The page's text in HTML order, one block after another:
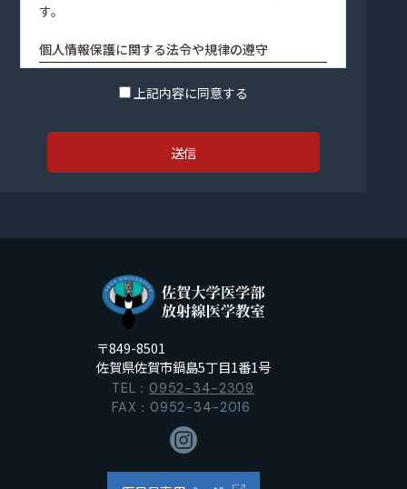
す。
個人情報保護に関する法令や規律の遵守
他の規範を遵守し、個人情報を適正に取り扱いま
って、個人情報を取得します。
個人情報の利用
当教室が取得した個人情報は、取得の際に示した
利用目的もしくは、それと合理的な関連性のある
範囲内で、業務の遂行上必要な限りにおいて利用
個人情報の第三者提供
当教室は、法令に定める場合を除き、個人情報を
上記内容に同意する
〒849-8501
佐賀県佐賀市鍋島5丁目1番1号
TEL： 0952-34-2309
FAX：0952-34-2016